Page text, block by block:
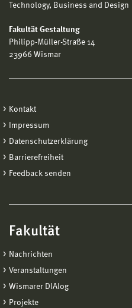
Technology, Business and Design
Fakultät Gestaltung
Philipp-Müller-Straße 14
23966 Wismar
Kontakt
Impressum
Datenschutzerklärung
Barrierefreiheit
Feedback senden
Fakultät
Nachrichten
Veranstaltungen
Wismarer DIAlog
Projekte